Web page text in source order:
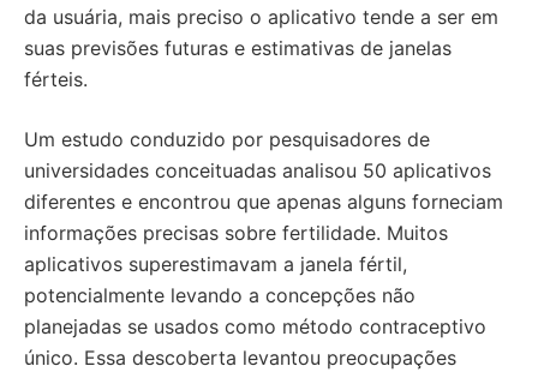
da usuária, mais preciso o aplicativo tende a ser em
suas previsões futuras e estimativas de janelas
férteis.
Um estudo conduzido por pesquisadores de
universidades conceituadas analisou 50 aplicativos
diferentes e encontrou que apenas alguns forneciam
informações precisas sobre fertilidade. Muitos
aplicativos superestimavam a janela fértil,
potencialmente levando a concepções não
planejadas se usados como método contraceptivo
único. Essa descoberta levantou preocupações